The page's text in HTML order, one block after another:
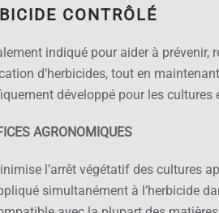
CONTRÔLÉ
indiqué pour aider à prévenir,
d’herbicides, tout en
développé pour les cultures
AGRONOMIQUES
l’arrêt végétatif des cultures
simultanément à l’herbicide